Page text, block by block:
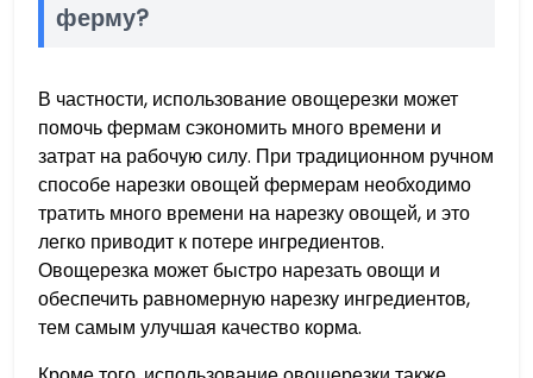
ферму?
В частности, использование овощерезки может
помочь фермам сэкономить много времени и
затрат на рабочую силу. При традиционном ручном
способе нарезки овощей фермерам необходимо
тратить много времени на нарезку овощей, и это
легко приводит к потере ингредиентов.
Овощерезка может быстро нарезать овощи и
обеспечить равномерную нарезку ингредиентов,
тем самым улучшая качество корма.